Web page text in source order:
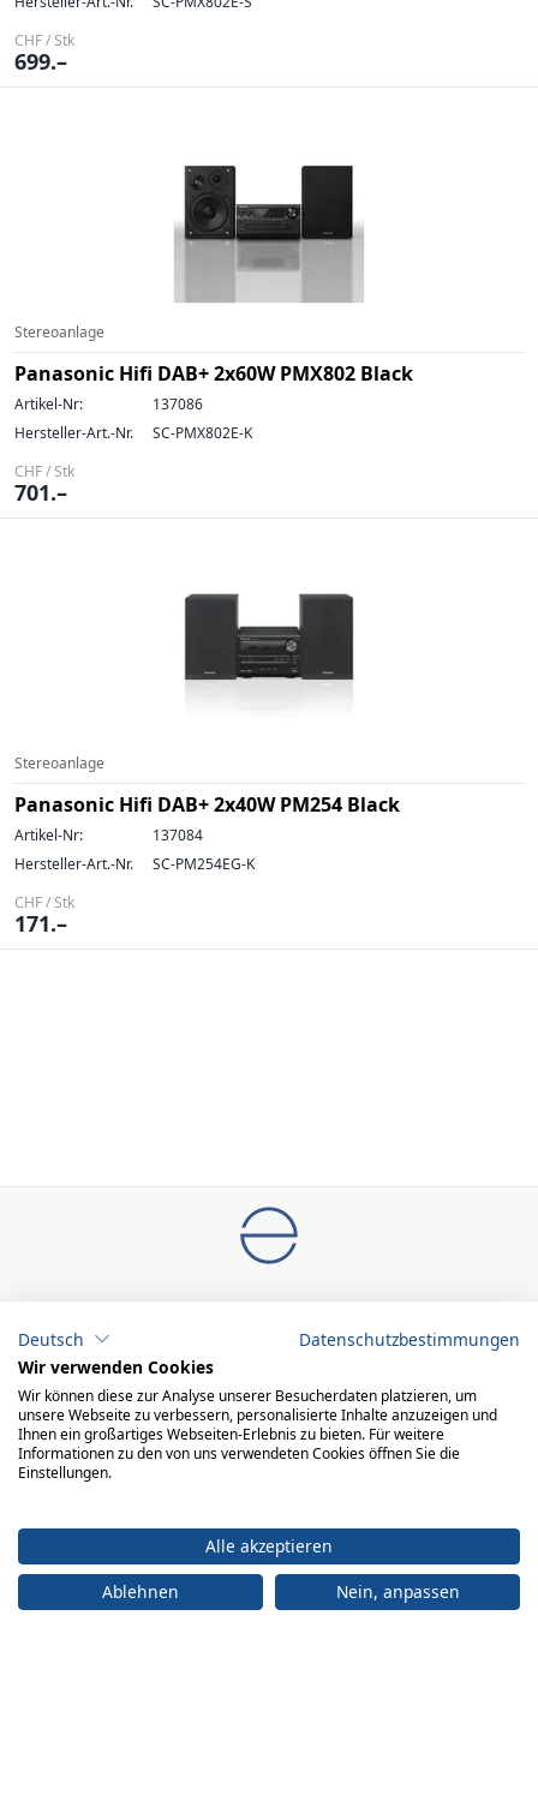
CHF / Stk
699.–
Stereoanlage
Panasonic Hifi DAB+ 2x60W PMX802 Black
Artikel-Nr:
137086
Hersteller-Art.-Nr.
SC-PMX802E-K
CHF / Stk
701.–
Stereoanlage
Panasonic Hifi DAB+ 2x40W PM254 Black
Artikel-Nr:
137084
Hersteller-Art.-Nr.
SC-PM254EG-K
CHF / Stk
171.–
engelberger ag
Achereggstrasse 11
6362 Stansstad
Logistikzentrum:
engelberger ag Faden 2 6374 Buochs
info@engelberger.ch
Deutsch
Datenschutzbestimmungen
Wir verwenden Cookies
Wir können diese zur Analyse unserer Besucherdaten platzieren, um
unsere Webseite zu verbessern, personalisierte Inhalte anzuzeigen und
Ihnen ein großartiges Webseiten-Erlebnis zu bieten. Für weitere
Informationen zu den von uns verwendeten Cookies öffnen Sie die
Einstellungen.
Alle akzeptieren
Ablehnen
Nein, anpassen